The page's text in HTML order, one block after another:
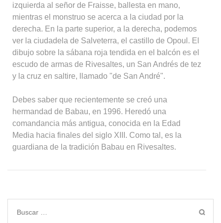
izquierda al señor de Fraisse, ballesta en mano,
mientras el monstruo se acerca a la ciudad por la
derecha. En la parte superior, a la derecha, podemos
ver la ciudadela de Salveterra, el castillo de Opoul. El
dibujo sobre la sábana roja tendida en el balcón es el
escudo de armas de Rivesaltes, un San Andrés de tez
y la cruz en saltire, llamado "de San André".
Debes saber que recientemente se creó una
hermandad de Babau, en 1996. Heredó una
comandancia más antigua, conocida en la Edad
Media hacia finales del siglo XIII. Como tal, es la
guardiana de la tradición Babau en Rivesaltes.